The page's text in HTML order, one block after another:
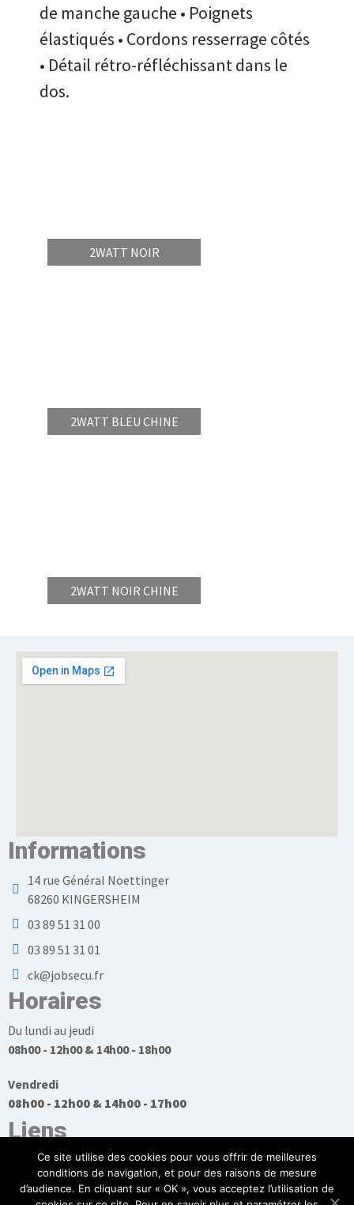
de manche gauche • Poignets
élastiqués • Cordons resserrage côtés
• Détail rétro-réfléchissant dans le
dos.
2WATT NOIR
2WATT BLEU CHINE
2WATT NOIR CHINE
Informations
14 rue Général Noettinger
68260 KINGERSHEIM
03 89 51 31 00
03 89 51 31 01
ck@jobsecu.fr
Horaires
Du lundi au jeudi
08h00 - 12h00 & 14h00 - 18h00
Vendredi
08h00 - 12h00 & 14h00 - 17h00
Liens
Ce site utilise des cookies pour vous offrir de meilleures
conditions de navigation, et pour des raisons de mesure
d’audience. En cliquant sur « OK », vous acceptez l’utilisation de